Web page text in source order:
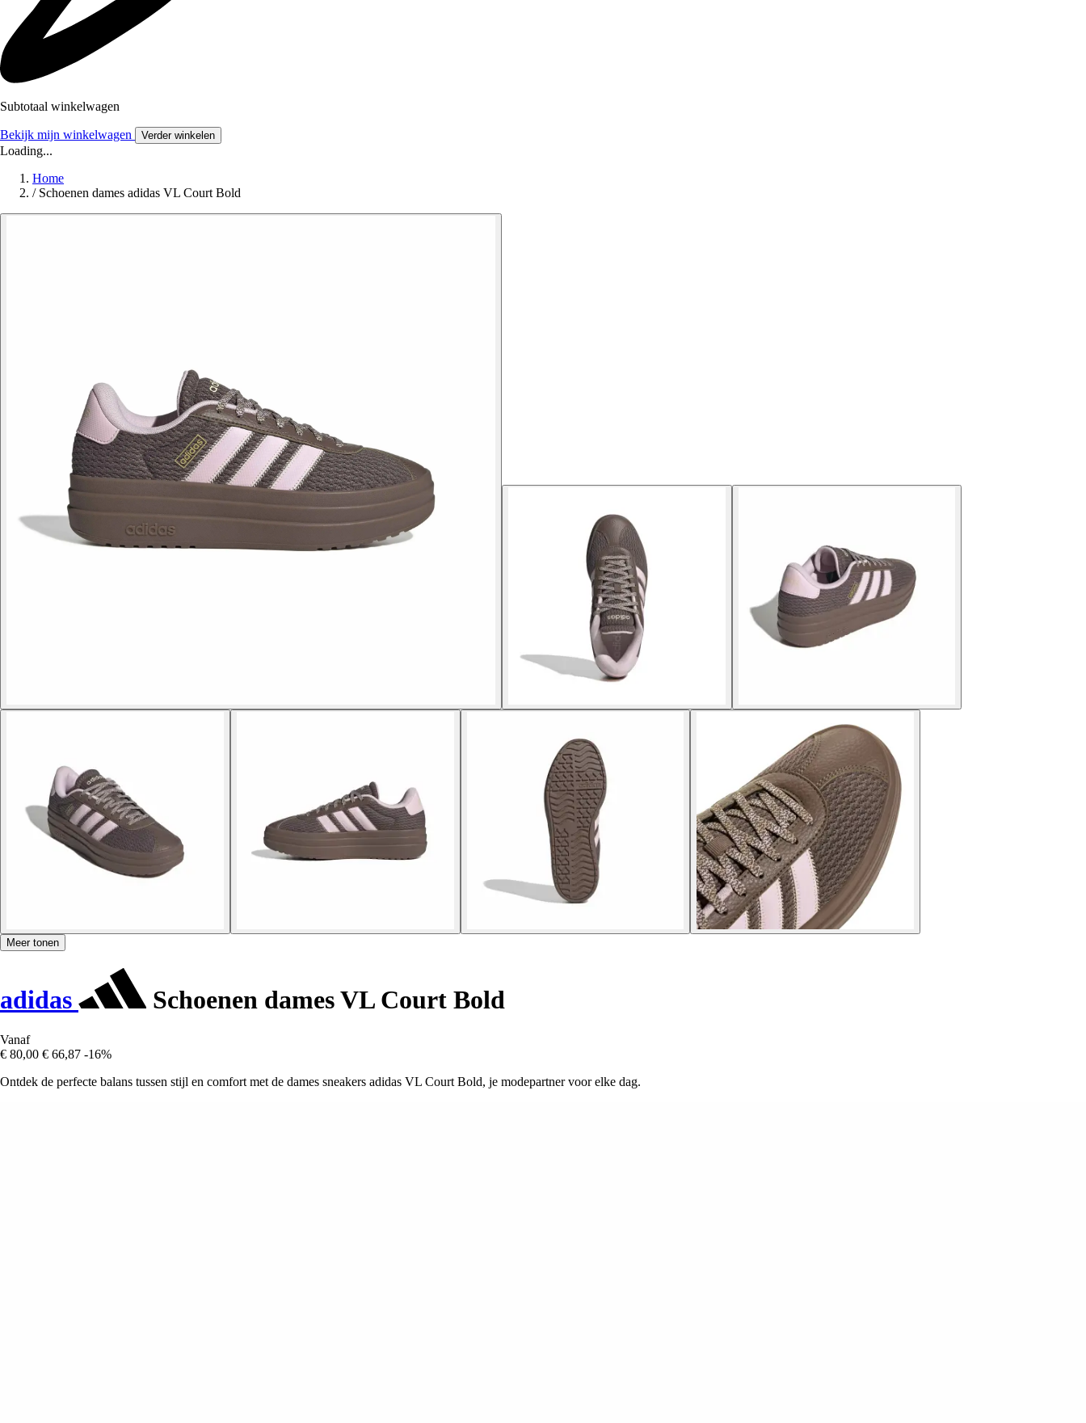
Subtotaal winkelwagen
Bekijk mijn winkelwagen Verder winkelen
Loading...
Home
/ Schoenen dames adidas VL Court Bold
Meer tonen
adidas Schoenen dames VL Court Bold
Vanaf
€ 80,00 € 66,87 -16%
Ontdek de perfecte balans tussen stijl en comfort met de dames sneakers adidas VL Court Bold, je modepartner voor elke dag.